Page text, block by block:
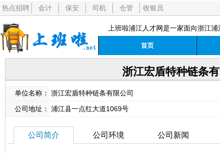
热点招聘 会计 保安 司机 仓管 收银员
上班啦浦江人才网是一家面向浙江
首页
浙江宏盾特种链条
单位名称：
浙江宏盾特种链条有限公司
公司地址：
浦江县一点红大道1069号
公司简介 公司环境 公司新闻